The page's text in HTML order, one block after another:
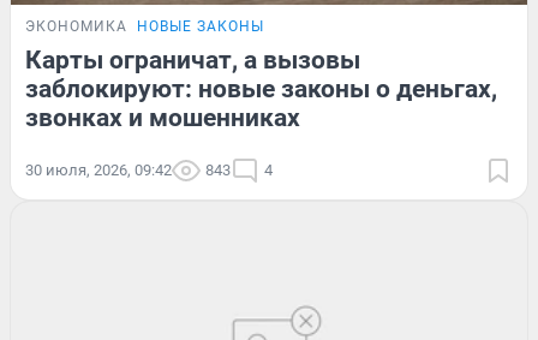
ЭКОНОМИКА НОВЫЕ ЗАКОНЫ
Карты ограничат, а вызовы
заблокируют: новые законы о деньгах,
звонках и мошенниках
30 июля, 2026, 09:42 843 4